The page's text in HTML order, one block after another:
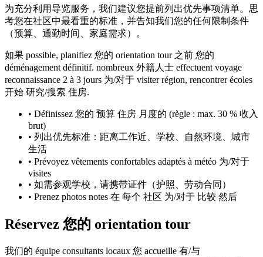
为充分利用导览服务，我们建议您提前列出优先事项清单。思
考您在社区中最看重的标准，并告知我们您的任何限制条件
（预算、通勤时间、家庭需求）。
如果 possible, planifiez 您的 orientation tour 之前 您的
déménagement définitif. nombreux 外籍人士 effectuent voyage
reconnaissance 2 à 3 jours 为/对于 visiter région, rencontrer écoles
开始 研究/搜索 住房.
• Définissez 您的 预算 住房 月度的 (règle : max. 30 % 收入
brut)
• 列出优先标准：距离工作近、学校、自然环境、城市
生活
• Prévoyez vêtements confortables adaptés à météo 为/对于
visites
• 如需参观学校，请携带证件（护照、劳动合同）
• Prenez photos notes 在 每个 社区 为/对于 比较 然后
Réservez 您的 orientation tour
我们的 équipe consultants locaux 您 accueille 有/与